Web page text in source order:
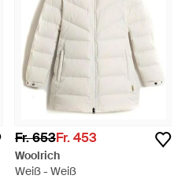
Fr. 653Fr. 453
Woolrich
Weiß - Weiß